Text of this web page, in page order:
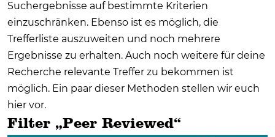
Suchergebnisse auf bestimmte Kriterien
einzuschränken. Ebenso ist es möglich, die
Trefferliste auszuweiten und noch mehrere
Ergebnisse zu erhalten. Auch noch weitere für deine
Recherche relevante Treffer zu bekommen ist
möglich. Ein paar dieser Methoden stellen wir euch
hier vor.
Filter „Peer Reviewed“